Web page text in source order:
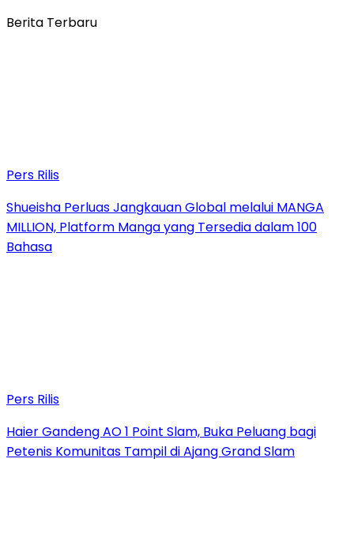
Berita Terbaru
Pers Rilis
Shueisha Perluas Jangkauan Global melalui MANGA
MILLION, Platform Manga yang Tersedia dalam 100
Bahasa
Pers Rilis
Haier Gandeng AO 1 Point Slam, Buka Peluang bagi
Petenis Komunitas Tampil di Ajang Grand Slam